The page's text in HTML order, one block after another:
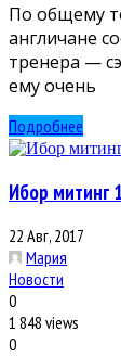
По общему
англичане
тренера —
ему очень
Подробнее
Ибор митинг
22 Авг, 2017
Мария
Новости
0
1 848 views
0